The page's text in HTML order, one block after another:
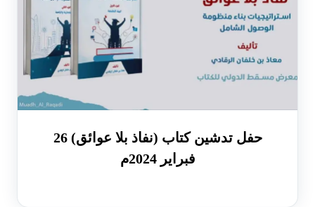
حفل تدشين كتاب (نفاذ بلا عوائق) 26
فبراير 2024م